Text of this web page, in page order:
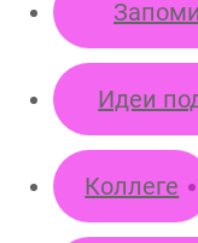
Идеи
Коллеге